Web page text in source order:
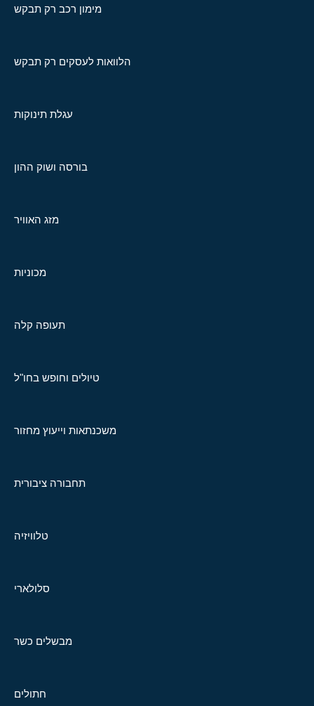
מימון רכב רק תבקש
הלוואות לעסקים רק תבקש
עגלת תינוקות
בורסה ושוק ההון
מזג האוויר
מכוניות
תעופה קלה
טיולים וחופש בחו"ל
משכנתאות וייעוץ מחזור
תחבורה ציבורית
טלוויזיה
סלולארי
מבשלים כשר
חתולים